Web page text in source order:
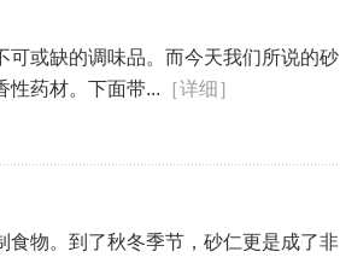
或缺的调味品。而今天我们所说的砂
性药材。下面带... ［详细］
物。到了秋冬季节，砂仁更是成了非